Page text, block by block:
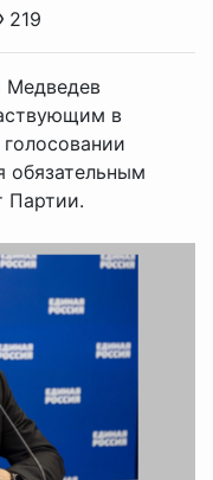
219
Медведев
в
Партии.